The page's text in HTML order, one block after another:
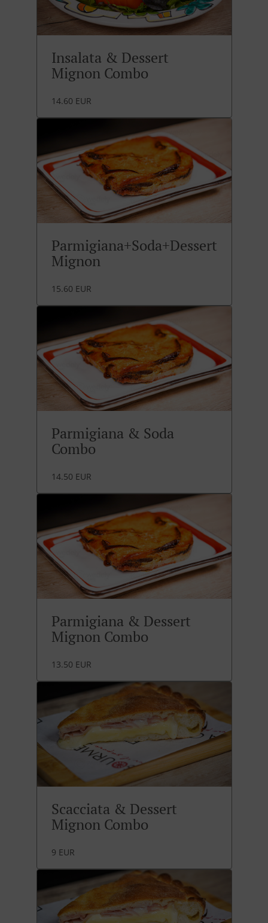
Insalata & Dessert
Mignon Combo
14.60 EUR
Parmigiana+Soda+Dessert
Mignon
15.60 EUR
Parmigiana & Soda
Combo
14.50 EUR
Parmigiana & Dessert
Mignon Combo
13.50 EUR
Scacciata & Dessert
Mignon Combo
9 EUR